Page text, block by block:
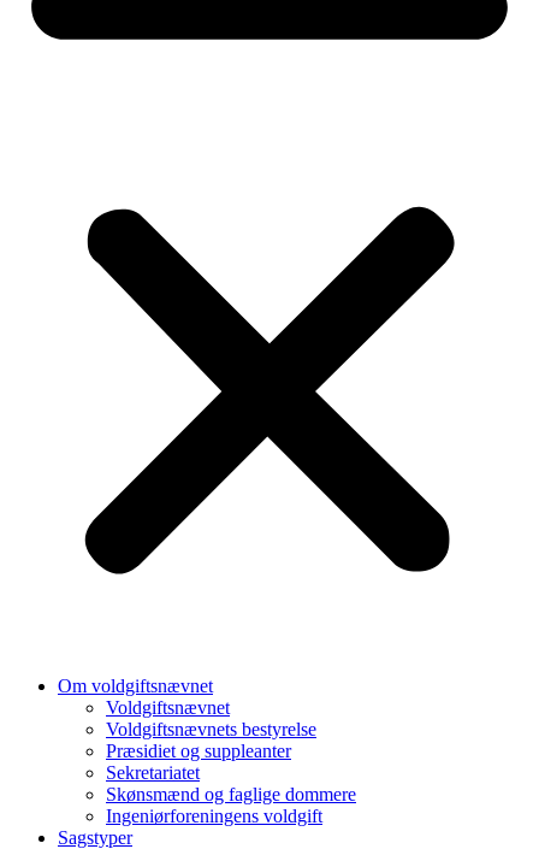
Om voldgiftsnævnet
Voldgiftsnævnet
Voldgiftsnævnets bestyrelse
Præsidiet og suppleanter
Sekretariatet
Skønsmænd og faglige dommere
Ingeniørforeningens voldgift
Sagstyper